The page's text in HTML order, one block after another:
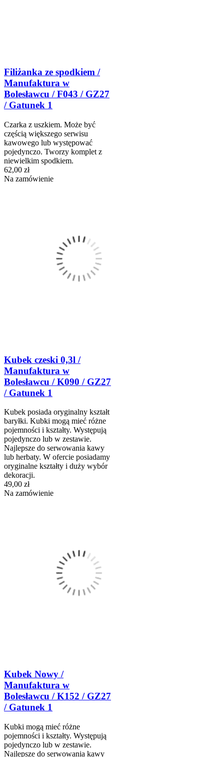
Filiżanka ze spodkiem /
Manufaktura w
Bolesławcu / F043 / GZ27
/ Gatunek 1
Czarka z uszkiem. Może być
częścią większego serwisu
kawowego lub występować
pojedynczo. Tworzy komplet z
niewielkim spodkiem.
62,00 zł
Na zamówienie
Kubek czeski 0,3l /
Manufaktura w
Bolesławcu / K090 / GZ27
/ Gatunek 1
Kubek posiada oryginalny kształt
baryłki. Kubki mogą mieć różne
pojemności i kształty. Występują
pojedynczo lub w zestawie.
Najlepsze do serwowania kawy
lub herbaty. W ofercie posiadamy
oryginalne kształty i duży wybór
dekoracji.
49,00 zł
Na zamówienie
Kubek Nowy /
Manufaktura w
Bolesławcu / K152 / GZ27
/ Gatunek 1
Kubki mogą mieć różne
pojemności i kształty. Występują
pojedynczo lub w zestawie.
Najlepsze do serwowania kawy